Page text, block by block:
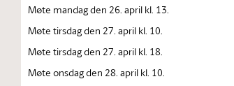
Møte mandag den 26. april kl. 13.
Møte tirsdag den 27. april kl. 10.
Møte tirsdag den 27. april kl. 18.
Møte onsdag den 28. april kl. 10.